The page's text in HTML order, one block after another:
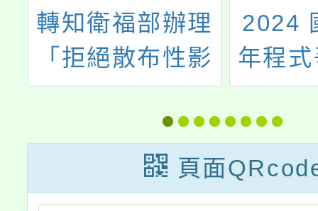
轉知衛福部辦理
「拒絕散布性影
像 一起shorts出
來」創意短影音
徵件活動計畫及
電子活動海報，
2024
年程
頁面